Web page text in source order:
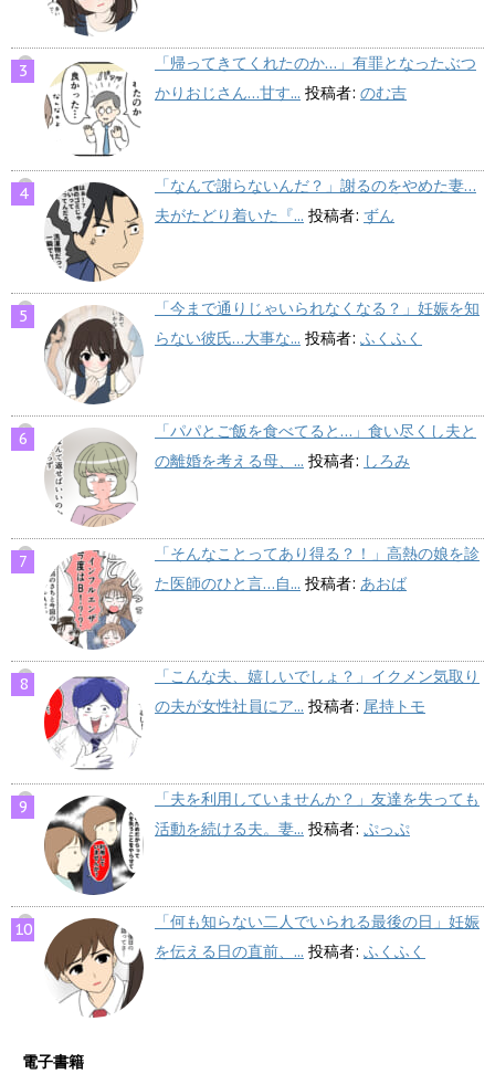
「帰ってきてくれたのか…」有罪となったぶつ
かりおじさん…甘す... 投稿者: のむ吉
「なんで謝らないんだ？」謝るのをやめた妻…
夫がたどり着いた『... 投稿者: ずん
「今まで通りじゃいられなくなる？」妊娠を知
らない彼氏…大事な... 投稿者: ふくふく
「パパとご飯を食べてると…」食い尽くし夫と
の離婚を考える母、... 投稿者: しろみ
「そんなことってあり得る？！」高熱の娘を診
た医師のひと言…自... 投稿者: あおば
「こんな夫、嬉しいでしょ？」イクメン気取り
の夫が女性社員にア... 投稿者: 尾持トモ
「夫を利用していませんか？」友達を失っても
活動を続ける夫。妻... 投稿者: ぷっぷ
「何も知らない二人でいられる最後の日」妊娠
を伝える日の直前、... 投稿者: ふくふく
電子書籍